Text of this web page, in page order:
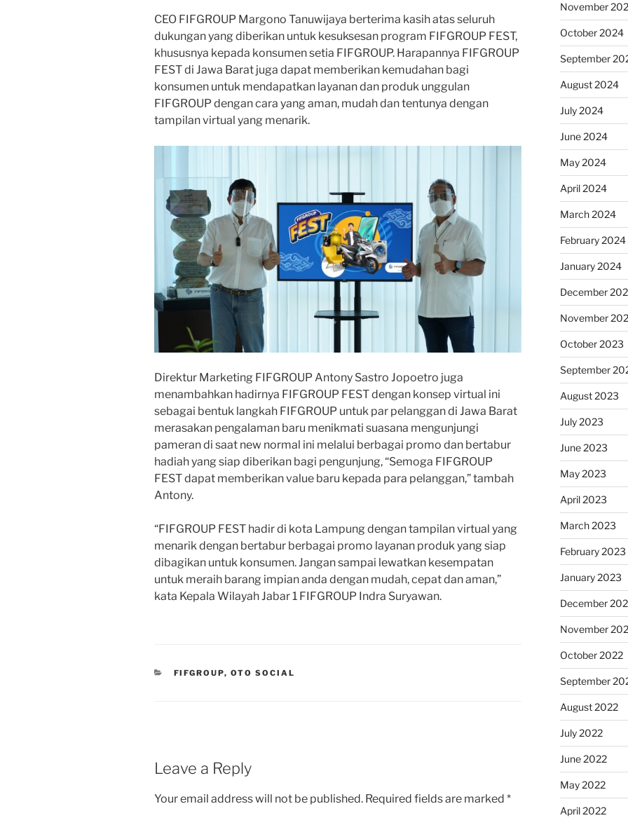
CEO FIFGROUP Margono Tanuwijaya berterima kasih atas seluruh
dukungan yang diberikan untuk kesuksesan program FIFGROUP FEST,
khususnya kepada konsumen setia FIFGROUP. Harapannya FIFGROUP
FEST di Jawa Barat juga dapat memberikan kemudahan bagi
konsumen untuk mendapatkan layanan dan produk unggulan
FIFGROUP dengan cara yang aman, mudah dan tentunya dengan
tampilan virtual yang menarik.
Direktur Marketing FIFGROUP Antony Sastro Jopoetro juga
menambahkan hadirnya FIFGROUP FEST dengan konsep virtual ini
sebagai bentuk langkah FIFGROUP untuk par pelanggan di Jawa Barat
merasakan pengalaman baru menikmati suasana mengunjungi
pameran di saat new normal ini melalui berbagai promo dan bertabur
hadiah yang siap diberikan bagi pengunjung, “Semoga FIFGROUP
FEST dapat memberikan value baru kepada para pelanggan,” tambah
Antony.
“FIFGROUP FEST hadir di kota Lampung dengan tampilan virtual yang
menarik dengan bertabur berbagai promo layanan produk yang siap
dibagikan untuk konsumen. Jangan sampai lewatkan kesempatan
untuk meraih barang impian anda dengan mudah, cepat dan aman,”
kata Kepala Wilayah Jabar 1 FIFGROUP Indra Suryawan.
CATEGORIES
FIFGROUP, OTO SOCIAL
Leave a Reply
Your email address will not be published. Required fields are marked *
November
October 2024
September
August 2024
July 2024
June 2024
May 2024
April 2024
March 2024
February 2024
January 2024
December
November
October 2023
September
August 2023
July 2023
June 2023
May 2023
April 2023
March 2023
February 2023
January 2023
December
November
October 2022
September
August 2022
July 2022
June 2022
May 2022
April 2022